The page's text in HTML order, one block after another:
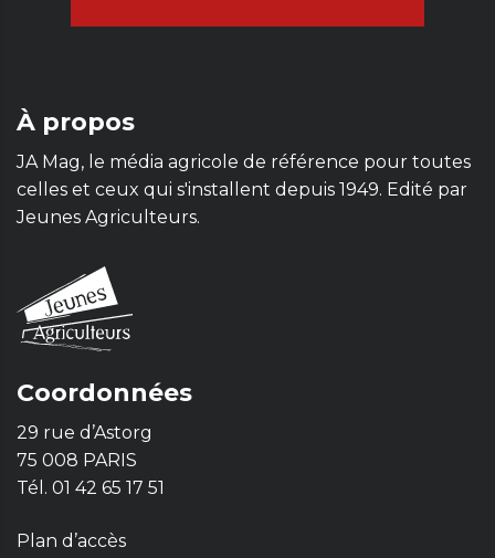
À propos
JA Mag, le média agricole de référence pour toutes
celles et ceux qui s'installent depuis 1949. Edité par
Jeunes Agriculteurs.
Coordonnées
29 rue d’Astorg
75 008 PARIS
Tél. 01 42 65 17 51
Plan d’accès